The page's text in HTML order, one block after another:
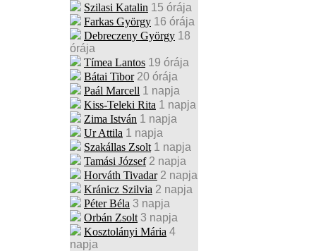
Szilasi Katalin 15 órája
Farkas György 16 órája
Debreczeny György 18
órája
Tímea Lantos 19 órája
Bátai Tibor 20 órája
Paál Marcell 1 napja
Kiss-Teleki Rita 1 napja
Zima István 1 napja
Ur Attila 1 napja
Szakállas Zsolt 1 napja
Tamási József 2 napja
Horváth Tivadar 2 napja
Kránicz Szilvia 2 napja
Péter Béla 3 napja
Orbán Zsolt 3 napja
Kosztolányi Mária 4
napja